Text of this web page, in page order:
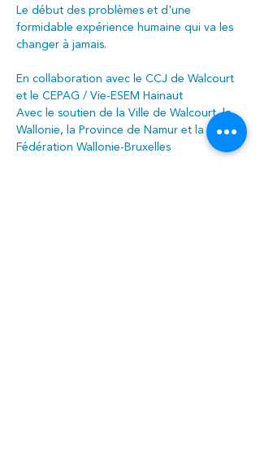
Le début des problèmes et d'une
formidable expérience humaine qui va les
changer à jamais.
En collaboration avec le CCJ de Walcourt
et le CEPAG / Vie-ESEM Hainaut
Avec le soutien de la Ville de Walcourt, la
Wallonie, la Province de Namur et la
Fédération Wallonie-Bruxelles